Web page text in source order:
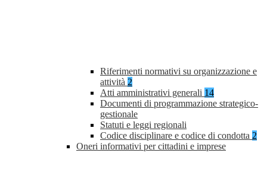
Riferimenti normativi su organizzazione e
attività 2
Atti amministrativi generali 14
Documenti di programmazione strategico-
gestionale
Statuti e leggi regionali
Codice disciplinare e codice di condotta 2
Oneri informativi per cittadini e imprese